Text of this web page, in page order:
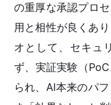
の重厚な承認プロ
用と相性が良くあ
オとして、セキュ
ず、実証実験（
られ、AI本来のパ